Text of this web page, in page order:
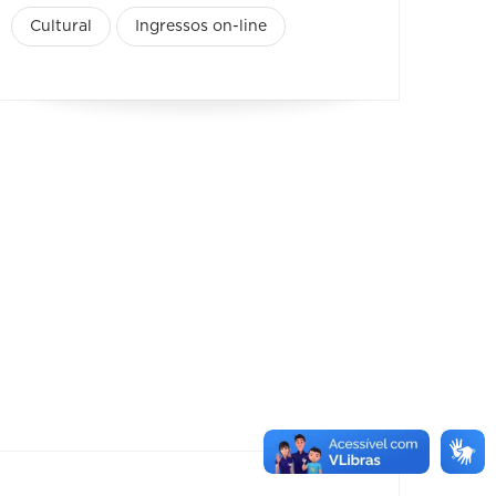
Cultural Ingressos on-line